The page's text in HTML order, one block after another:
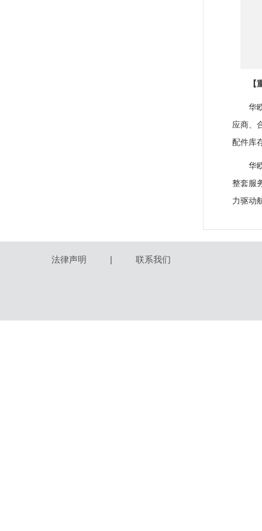
华
应商、
配件库
华
整套服
力驱动
法律声明 | 联系我们